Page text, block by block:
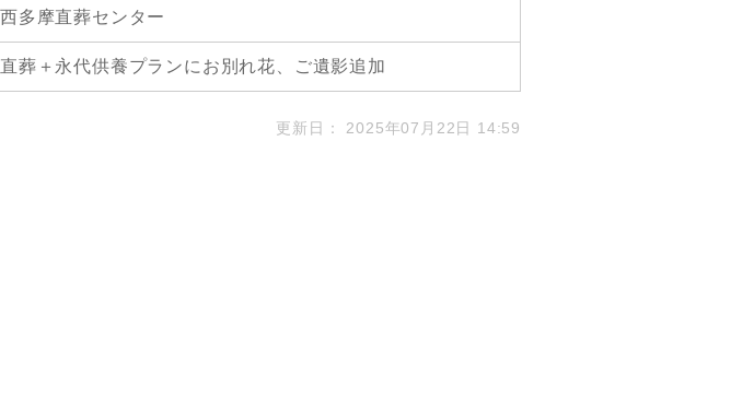
西多摩直葬センター
直葬＋永代供養プランにお別れ花、ご遺影追加
2025年07月22日 14:59